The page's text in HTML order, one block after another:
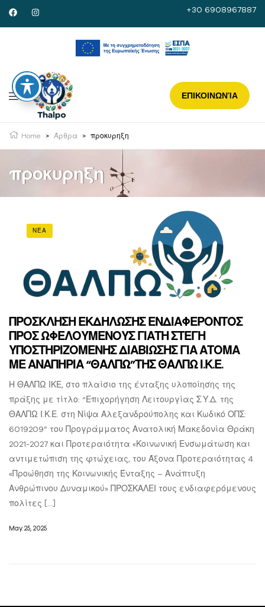
+30 6908967887
ΕΠΙΚΟΙΝΩΝΊΑ
Home > Άρθρα > προκυρηξη
προκυρηξη
ΝΈΑ
ΠΡΟΣΚΛΗΣΗ ΕΚΔΗΛΩΣΗΣ ΕΝΔΙΑΦΕΡΟΝΤΟΣ
ΠΡΟΣ ΩΦΕΛΟΥΜΕΝΟΥΣ ΓΙΑΤΗ ΣΤΕΓΗ
ΥΠΟΣΤΗΡΙΖΟΜΕΝΗΣ ΔΙΑΒΙΩΣΗΣ ΓΙΑ ΑΤΟΜΑ
ΜΕ ΑΝΑΠΗΡΙΑ “ΘΑΛΠΩ”ΤΗΣ ΘΑΛΠΩ Ι.Κ.Ε.
Η ΘΑΛΠΩ ΙΚΕ, στο πλαίσιο της ένταξης υλοποίησης της
πράξης με τίτλο: “Επιχορήγηση Λειτουργίας Σ.Υ.Δ. της
ΘΑΛΠΩ Ι.Κ.Ε. στη Νίψα Αλεξανδρούπολης και Κωδικό ΟΠΣ:
6019209” του Προγράμματος Ανατολική Μακεδονία Θράκη
2021-2027 και Προτεραιότητα «Κοινωνική Ενσωμάτωση και
αντιμετώπιση της φτώχειας, του Άξονα Προτεραιότητας 4
«Προώθηση της Κοινωνικής Ένταξης – Ανάπτυξη
Ανθρώπινου Δυναμικού» ΠΡΟΣΚΑΛΕΙ τους ενδιαφερόμενους
πολίτες […]
May 25, 2025